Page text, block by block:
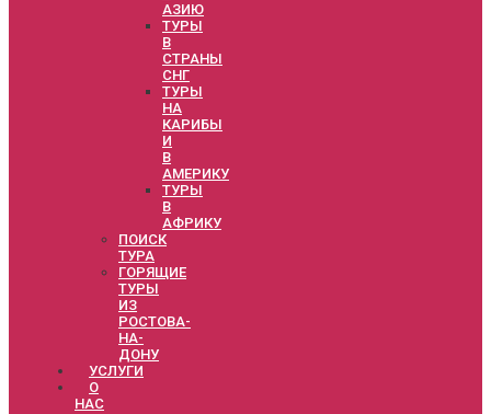
АЗИЮ
ТУРЫ
В
СТРАНЫ
СНГ
ТУРЫ
НА
КАРИБЫ
И
В
АМЕРИКУ
ТУРЫ
В
АФРИКУ
ПОИСК
ТУРА
ГОРЯЩИЕ
ТУРЫ
ИЗ
РОСТОВА-
НА-
ДОНУ
УСЛУГИ
О
НАС